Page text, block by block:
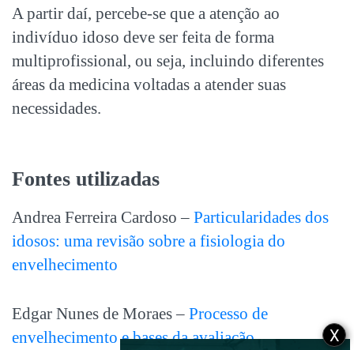
A partir daí, percebe-se que a atenção ao
indivíduo idoso deve ser feita de forma
multiprofissional, ou seja, incluindo diferentes
áreas da medicina voltadas a atender suas
necessidades.
Fontes utilizadas
Andrea Ferreira Cardoso – Particularidades dos
idosos: uma revisão sobre a fisiologia do
envelhecimento
Edgar Nunes de Moraes – Processo de
envelhecimento e bases da avaliação
X